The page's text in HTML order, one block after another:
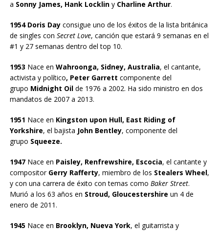
a Sonny James, Hank Locklin y Charline Arthur.
1954 Doris Day consigue uno de los éxitos de la lista británica
de singles con Secret Love, canción que estará 9 semanas en el
#1 y 27 semanas dentro del top 10.
1953 Nace en Wahroonga, Sidney, Australia, el cantante,
activista y político, Peter Garrett componente del
grupo Midnight Oil de 1976 a 2002. Ha sido ministro en dos
mandatos de 2007 a 2013.
1951 Nace en Kingston upon Hull, East Riding of
Yorkshire, el bajista John Bentley, componente del
grupo Squeeze.
1947 Nace en Paisley, Renfrewshire, Escocia, el cantante y
compositorGerry Rafferty, miembro de los Stealers Wheel,
y con una carrera de éxito con temas como Baker Street.
Murió a los 63 años en Stroud, Gloucestershire un 4 de
enero de 2011.
1945 Nace en Brooklyn, Nueva York, el guitarrista y